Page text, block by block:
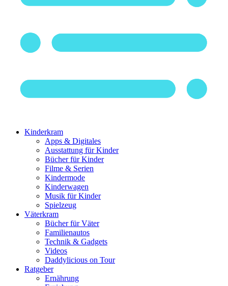
Kinderkram
Apps & Digitales
Ausstattung für Kinder
Bücher für Kinder
Filme & Serien
Kindermode
Kinderwagen
Musik für Kinder
Spielzeug
Väterkram
Bücher für Väter
Familienautos
Technik & Gadgets
Videos
Daddylicious on Tour
Ratgeber
Ernährung